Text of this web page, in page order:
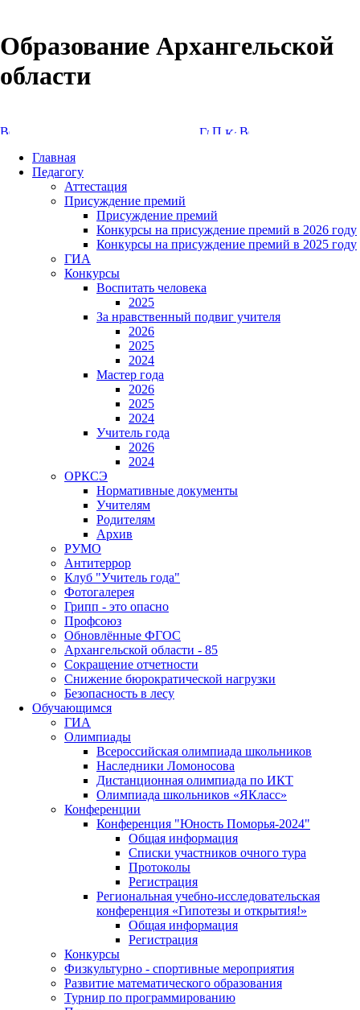
Образование Архангельской
области
Главная
Педагогу
Аттестация
Присуждение премий
Присуждение премий
Конкурсы на присуждение премий в 2026 году
Конкурсы на присуждение премий в 2025 году
ГИА
Конкурсы
Воспитать человека
2025
За нравственный подвиг учителя
2026
2025
2024
Мастер года
2026
2025
2024
Учитель года
2026
2024
ОРКСЭ
Нормативные документы
Учителям
Родителям
Архив
РУМО
Антитеррор
Клуб "Учитель года"
Фотогалерея
Грипп - это опасно
Профсоюз
Обновлённые ФГОС
Архангельской области - 85
Сокращение отчетности
Снижение бюрократической нагрузки
Безопасность в лесу
Обучающимся
ГИА
Олимпиады
Всероссийская олимпиада школьников
Наследники Ломоносова
Дистанционная олимпиада по ИКТ
Олимпиада школьников «ЯКласс»
Конференции
Конференция "Юность Поморья-2024"
Общая информация
Списки участников очного тура
Протоколы
Регистрация
Региональная учебно-исследовательская
конференция «Гипотезы и открытия!»
Общая информация
Регистрация
Конкурсы
Физкультурно - спортивные мероприятия
Развитие математического образования
Турнир по программированию